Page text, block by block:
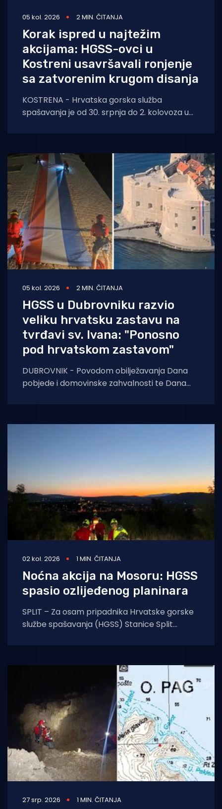
05 kol. 2026 2 MIN. ČITANJA
Korak ispred u najtežim
akcijama: HGSS-ovci u
Kostreni usavršavali ronjenje
sa zatvorenim krugom disanja
KOSTRENA - Hrvatska gorska služba
spašavanja je od 30. srpnja do 2. kolovoza u
ronjenja za
05 kol. 2026 2 MIN. ČITANJA
HGSS u Dubrovniku razvio
veliku hrvatsku zastavu na
tvrđavi sv. Ivana: "Ponosno
pod hrvatskom zastavom"
DUBROVNIK - Povodom obilježavanja Dana
pobjede i domovinske zahvalnosti te Dana
gorske službe spašavanja (HGSS) Stanice
02 kol. 2026 1 MIN. ČITANJA
Noćna akcija na Mosoru: HGSS
spasio ozlijeđenog planinara
SPLIT – Za osam pripadnika Hrvatske gorske
službe spašavanja (HGSS) Stanice Split
uspješne
27 srp. 2026 1 MIN. ČITANJA